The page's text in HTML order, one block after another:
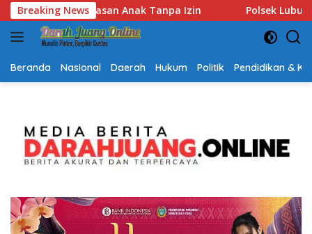
Langsung
ke
konten
Breaking News
Polsek Lubuk Baja Amankan Dua Tersangka Beserta 74
Beranda Nasional Daerah Hukum Politik Pendidikan &